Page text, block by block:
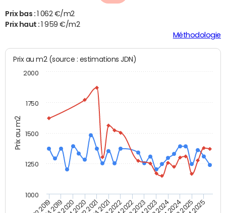
Prix bas : 1 062 €/m2
Prix haut :1 959 €/m2
Méthodologie
Prix au m2
Prix au m2 (source : estimations JDN)
T2 2019T4 2019 T2 2021T4 2021
1000
2000
1250
1500
1750